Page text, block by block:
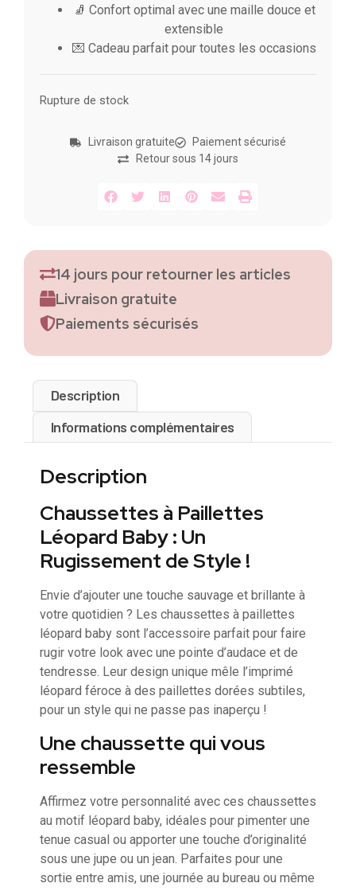
🧦 Confort optimal avec une maille douce et
extensible
💌 Cadeau parfait pour toutes les occasions
Rupture de stock
Livraison gratuite
Paiement sécurisé
Retour sous 14 jours
14 jours pour retourner les articles
Livraison gratuite
Paiements sécurisés
Description
Informations complémentaires
Description
Chaussettes à Paillettes
Léopard Baby : Un
Rugissement de Style !
Envie d’ajouter une touche sauvage et brillante à
votre quotidien ? Les chaussettes à paillettes
léopard baby sont l’accessoire parfait pour faire
rugir votre look avec une pointe d’audace et de
tendresse. Leur design unique mêle l’imprimé
léopard féroce à des paillettes dorées subtiles,
pour un style qui ne passe pas inaperçu !
Une chaussette qui vous
ressemble
Affirmez votre personnalité avec ces chaussettes
au motif léopard baby, idéales pour pimenter une
tenue casual ou apporter une touche d’originalité
sous une jupe ou un jean. Parfaites pour une
sortie entre amis, une journée au bureau ou même